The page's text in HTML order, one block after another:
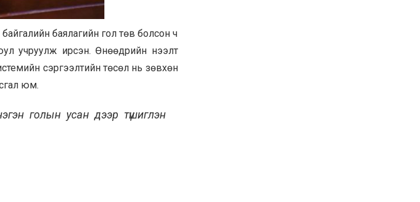
баялагийн гол төв болсон ч
учруулж ирсэн. Өнөөдрийн нээлт
сэргээлтийн төсөл нь зөвхөн
юм.
голын усан дээр түшиглэн